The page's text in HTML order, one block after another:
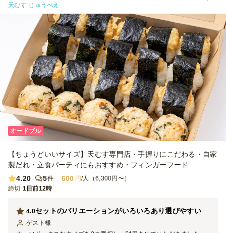
天むす じゅうべえ
オードブル
【ちょうどいいサイズ】天むす専門店・手握りにこだわる・自家
製だれ・立食パーティにもおすすめ・フィンガーフード
4.20
5件 600 円/人（6,300円〜）
締切 1日前12時
セットのバリエーションがいろいろあり選びやすい
4.0
ゲスト 様